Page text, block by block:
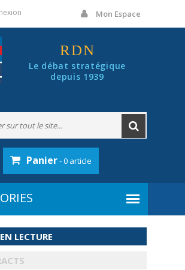
Mon Espace
RDN
Le débat stratégique
depuis 1939
Panier- 0 article
LECTURE